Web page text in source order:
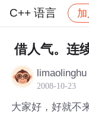
C++ 语言 加
社区 C++ 语
借人气。连
limaolinghu
2008-10-23
大家好，好就不